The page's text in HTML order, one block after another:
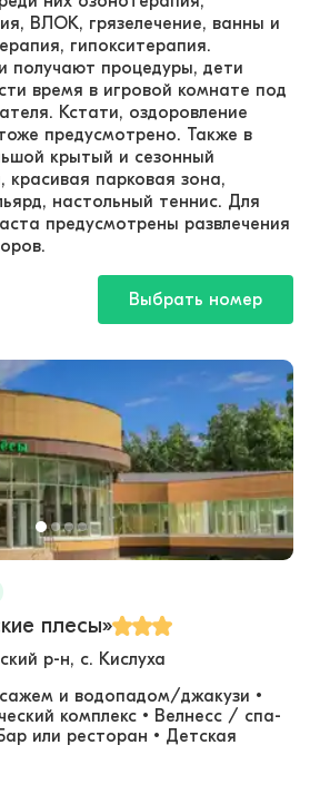
ВЛОК, грязелечение, ванны и
гипокситерапия.
получают процедуры, дети
время в игровой комнате под
Кстати, оздоровление
предусмотрено. Также в
крытый и сезонный
парковая зона,
настольный теннис. Для
предусмотрены развлечения
Выбрать номер
плесы»
р-н, с. Кислуха
и водопадом/джакузи •
комплекс • Велнесс / спа-
или ресторан • Детская